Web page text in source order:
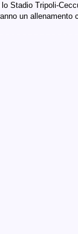
Stadio Tripoli-
un allenamento